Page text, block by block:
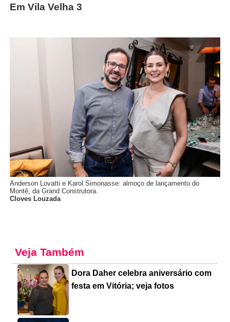
Em Vila Velha 3
Anderson Lovatti e Karol Simonasse: almoço de lançamento do
Montê, da Grand Construtora.
Cloves Louzada
Veja Também
Dora Daher celebra aniversário com
festa em Vitória; veja fotos